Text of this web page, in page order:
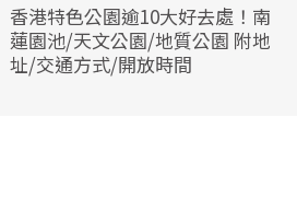
香港特色公園逾10大好去處！南
蓮園池/天文公園/地質公園 附地
址/交通方式/開放時間